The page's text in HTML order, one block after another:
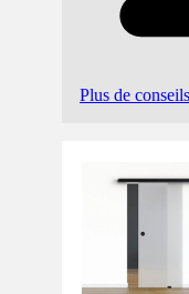
Plus de